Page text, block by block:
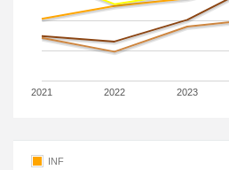
2021 2022 2023
INF